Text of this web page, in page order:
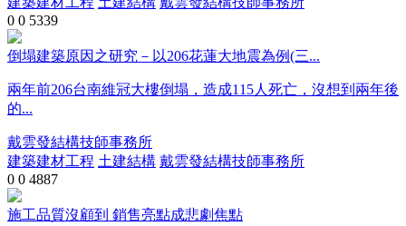
0 0 5339
倒塌建築原因之研究－以206花蓮大地震為例(三...
兩年前206台南維冠大樓倒塌，造成115人死亡，沒想到兩年後
的...
戴雲發結構技師事務所
建築建材工程 土建結構 戴雲發結構技師事務所
0 0 4887
施工品質沒顧到 銷售亮點成悲劇焦點